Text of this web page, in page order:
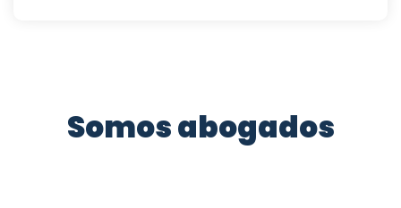
Somos abogados